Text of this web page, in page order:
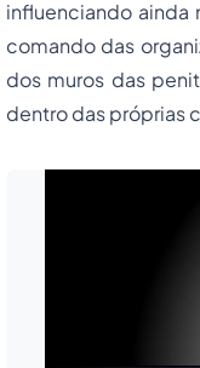
influenciando ainda
comando das
dos muros das
dentro das próprias